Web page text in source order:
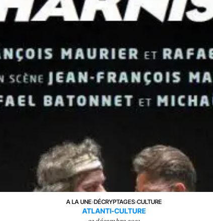
A LA UNE›DÉCRYPTAGES›CULTURE
ATLANTI-CULTURE